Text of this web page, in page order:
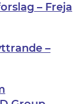
– Freja
–